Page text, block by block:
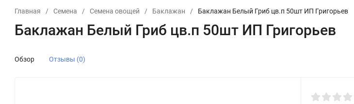
Главная / Семена / Семена овощей / Баклажан / Баклажан Белый Гриб цв.п 50шт ИП Григорьев
Баклажан Белый Гриб цв.п 50шт ИП Григорьев
Обзор Отзывы (0)